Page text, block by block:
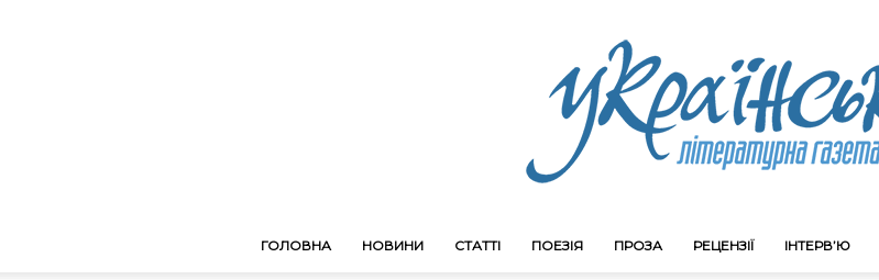
ГОЛОВНА НОВИНИ СТАТТІ ПОЕЗІЯ ПРОЗА РЕЦЕНЗІЇ ІНТЕРВ’Ю